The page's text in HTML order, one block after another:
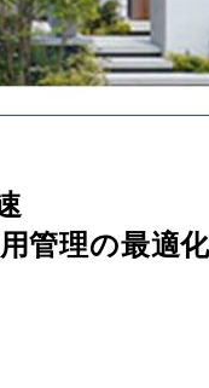
管理の最適